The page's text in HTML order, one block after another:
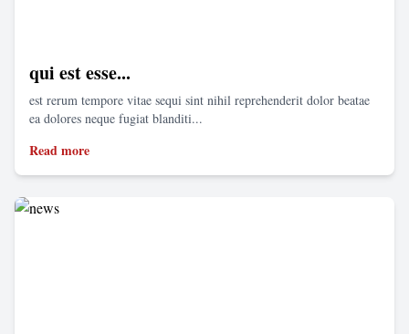
qui est esse...
est rerum tempore vitae sequi sint nihil reprehenderit dolor beatae
ea dolores neque fugiat blanditi...
Read more